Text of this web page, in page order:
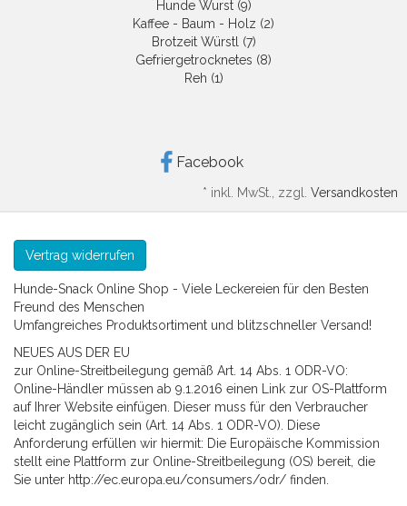
Hunde Wurst (9)
Kaffee - Baum - Holz (2)
Brotzeit Würstl (7)
Gefriergetrocknetes (8)
Reh (1)
Facebook
* inkl. MwSt., zzgl. Versandkosten
Vertrag widerrufen
Hunde-Snack Online Shop - Viele Leckereien für den Besten
Freund des Menschen
Umfangreiches Produktsortiment und blitzschneller Versand!
NEUES AUS DER EU
zur Online-Streitbeilegung gemäß Art. 14 Abs. 1 ODR-VO:
Online-Händler müssen ab 9.1.2016 einen Link zur OS-Plattform
auf Ihrer Website einfügen. Dieser muss für den Verbraucher
leicht zugänglich sein (Art. 14 Abs. 1 ODR-VO). Diese
Anforderung erfüllen wir hiermit: Die Europäische Kommission
stellt eine Plattform zur Online-Streitbeilegung (OS) bereit, die
Sie unter http://ec.europa.eu/consumers/odr/ finden.